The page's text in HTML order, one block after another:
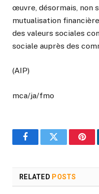
œuvre, désormais, non
mutualisation
des valeurs sociales
sociale auprès des
(AIP)
mca/ja/fmo
FacebookTwitter
RELATED POSTS